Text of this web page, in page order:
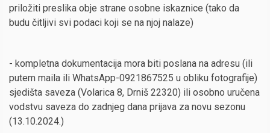
priložiti preslika obje strane osobne iskaznice (tako da
budu čitljivi svi podaci koji se na njoj nalaze)
- kompletna dokumentacija mora biti poslana na adresu (ili
putem maila ili WhatsApp-0921867525 u obliku fotografije)
sjedišta saveza (Volarica 8, Drniš 22320) ili osobno uručena
vodstvu saveza do zadnjeg dana prijava za novu sezonu
(13.10.2024.)